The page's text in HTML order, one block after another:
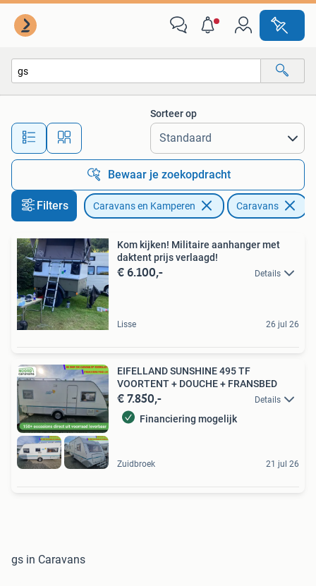
Alle afstanden…
Sorteer op
Bewaar je zoekopdracht
Filters Caravans en Kamperen Caravans
Kom kijken! Militaire aanhanger met
daktent prijs verlaagd!
€ 6.100,- Details
Lisse 26 jul 26
EIFELLAND SUNSHINE 495 TF
VOORTENT + DOUCHE + FRANSBED
€ 7.850,- Details
Financiering mogelijk
Zuidbroek 21 jul 26
gs in Caravans